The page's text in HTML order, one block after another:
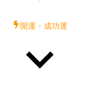
開運・成功運